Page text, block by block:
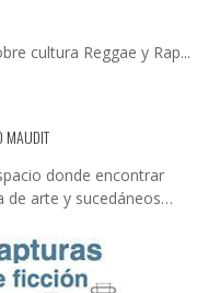
cultura Reggae y Rap...
MAUDIT
donde encontrar
de arte y sucedáneos…